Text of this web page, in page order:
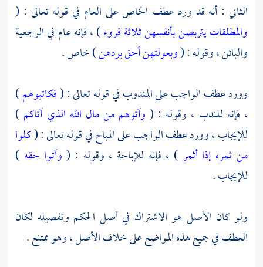
الثاني : أنه قد ورد عطف الخاص على العام في قوله تعالى : (
والمطلقات يتربصن بأنفسهن ثلاثة قروء) ، فإنه عام في الرجعية
والبائن ، وقوله : (وبعولتهن أحق بردهن) خاص .
وورد عطف الواجب على المندوب في قوله تعالى : (فكاتبوهم)
، فإنه للندب ، وقوله : ( وآتوهم من مال الله الذي آتاكم )
للإيجاب ، وورد عطف الواجب على المباح في قوله تعالى : (كلوا
من ثمره إذا أثمر ) ، فإنه للإباحة ، وقوله : ( وآتوا حقه )
للإيجاب .
ولو كان الأصل هو الاشتراك في أصل الحكم وتفصيله لكان
العطف في جميع هذه المواضع على خلاف الأصل ، وهو ممتنع .